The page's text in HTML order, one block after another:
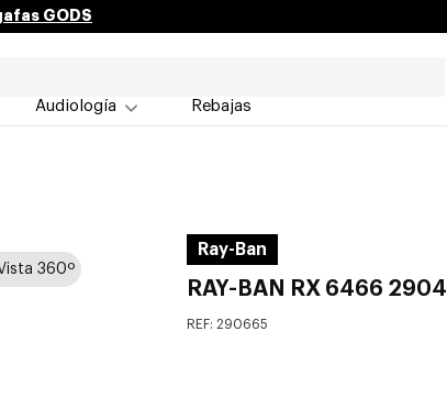
GODS
Audiología Rebajas
360º
Ray-Ban
RAY-BAN RX 6466 2904
REF: 290665